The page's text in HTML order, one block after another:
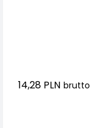
14,28 PLN brutto